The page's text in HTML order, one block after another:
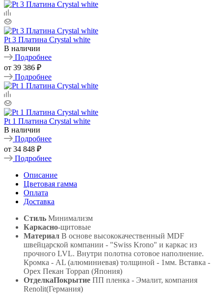
Pt 3 Платина Crystal white
В наличии
Подробнее
от 39 386 ₽
Подробнее
Pt 1 Платина Crystal white
В наличии
Подробнее
от 34 848 ₽
Подробнее
Описание
Цветовая гамма
Оплата
Доставка
Стиль Минимализм
Каркасно-щитовые
Материал В основе высококачественный MDF
швейцарской компании - "Swiss Krono" и каркас из
прочного LVL. Внутри полотна сотовое наполнение.
Кромка - AL (алюминиевая) толщиной - 1мм. Вставка -
Орех Пекан Toppan (Япония)
ОтделкаПокрытие ПП пленка - Эмалит, компания
Renolit(Германия)